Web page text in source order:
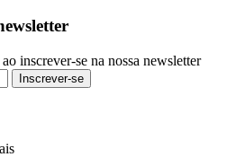
inscrever-se na nossa newsletter
Inscrever-se